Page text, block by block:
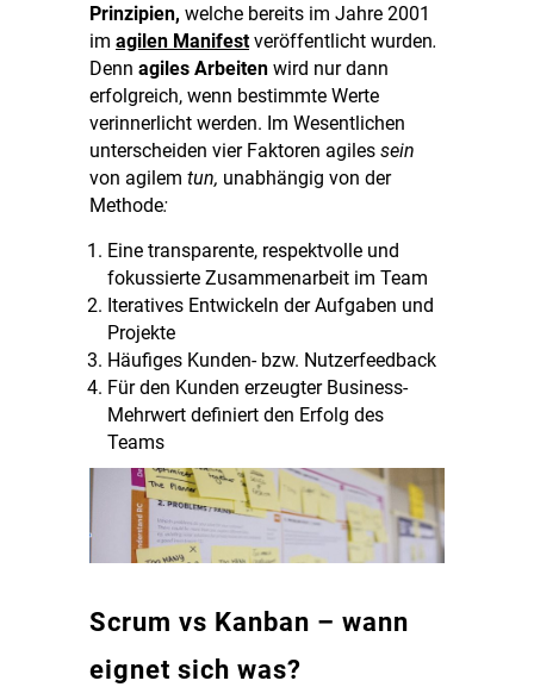
Prinzipien, welche bereits im Jahre 2001
im agilen Manifestveröffentlicht wurden.
Denn agiles Arbeiten wird nur dann
erfolgreich, wenn bestimmte Werte
verinnerlicht werden. Im Wesentlichen
unterscheiden vier Faktoren agiles sein
von agilem tun, unabhängig von der
Methode:
Eine transparente, respektvolle und
fokussierte Zusammenarbeit im Team
Iteratives Entwickeln der Aufgaben und
Projekte
Häufiges Kunden- bzw. Nutzerfeedback
Für den Kunden erzeugter Business-
Mehrwert definiert den Erfolg des
Teams
Scrum vs Kanban – wann
eignet sich was?